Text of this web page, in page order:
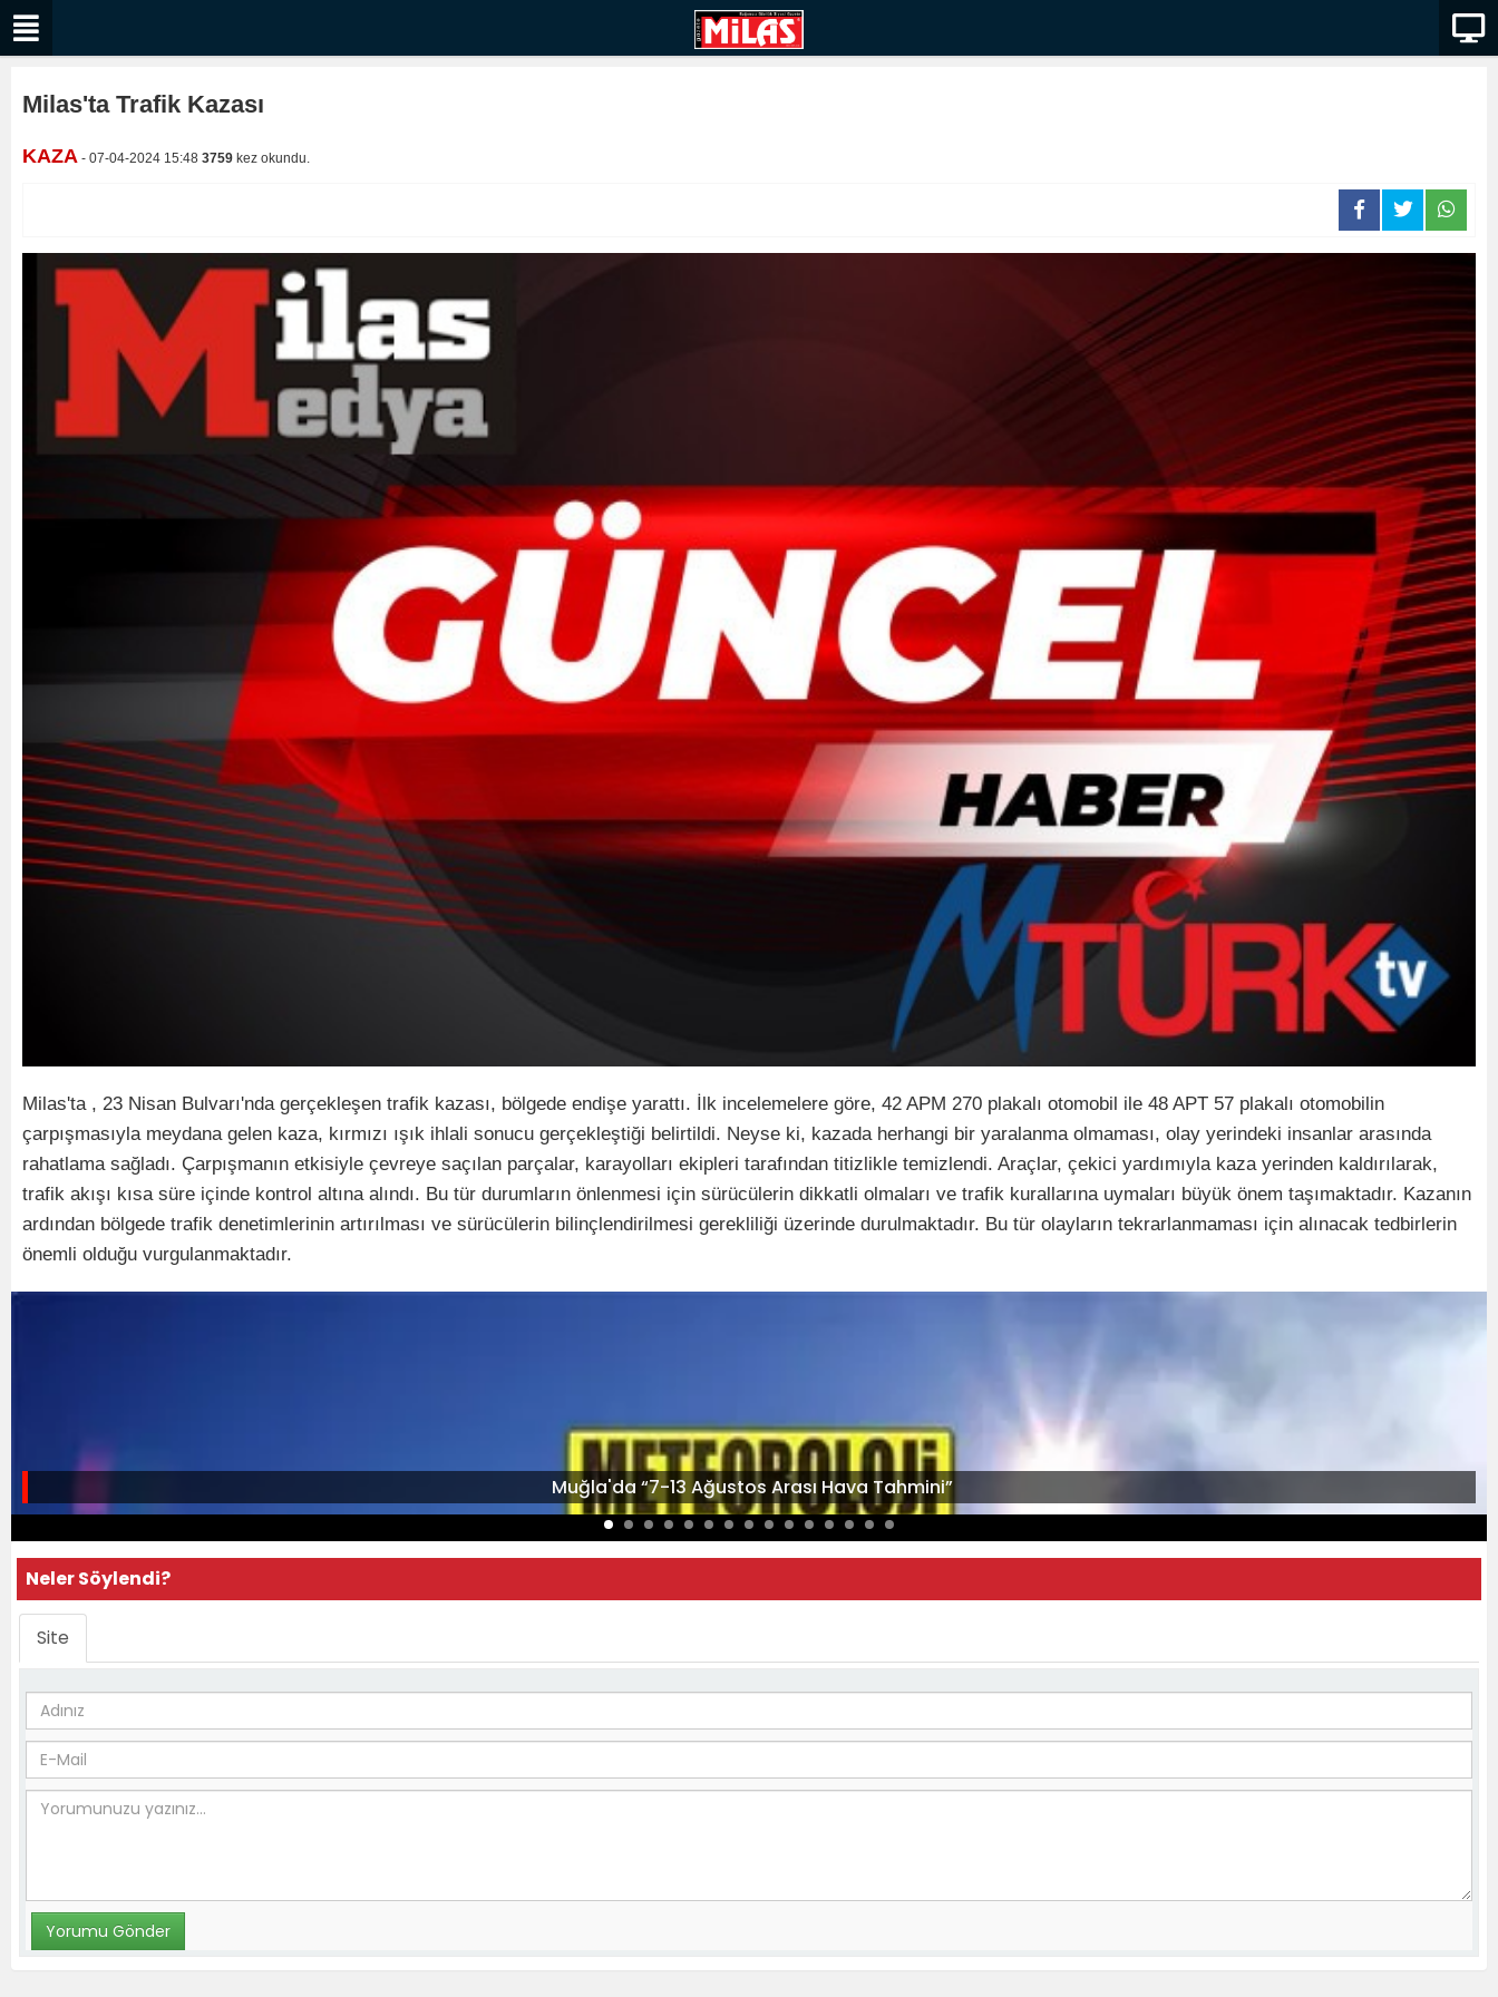
Milas'ta Trafik Kazası
KAZA - 07-04-2024 15:48 3759 kez okundu.
Milas'ta , 23 Nisan Bulvarı'nda gerçekleşen trafik kazası, bölgede endişe yarattı. İlk incelemelere göre, 42 APM 270 plakalı otomobil ile 48 APT 57 plakalı otomobilin
çarpışmasıyla meydana gelen kaza, kırmızı ışık ihlali sonucu gerçekleştiği belirtildi. Neyse ki, kazada herhangi bir yaralanma olmaması, olay yerindeki insanlar arasında
rahatlama sağladı. Çarpışmanın etkisiyle çevreye saçılan parçalar, karayolları ekipleri tarafından titizlikle temizlendi. Araçlar, çekici yardımıyla kaza yerinden kaldırılarak,
trafik akışı kısa süre içinde kontrol altına alındı. Bu tür durumların önlenmesi için sürücülerin dikkatli olmaları ve trafik kurallarına uymaları büyük önem taşımaktadır. Kazanın
ardından bölgede trafik denetimlerinin artırılması ve sürücülerin bilinçlendirilmesi gerekliliği üzerinde durulmaktadır. Bu tür olayların tekrarlanmaması için alınacak tedbirlerin
önemli olduğu vurgulanmaktadır.
Muğla'da “7-13 Ağustos Arası Hava Tahmini”
Neler Söylendi?
Site